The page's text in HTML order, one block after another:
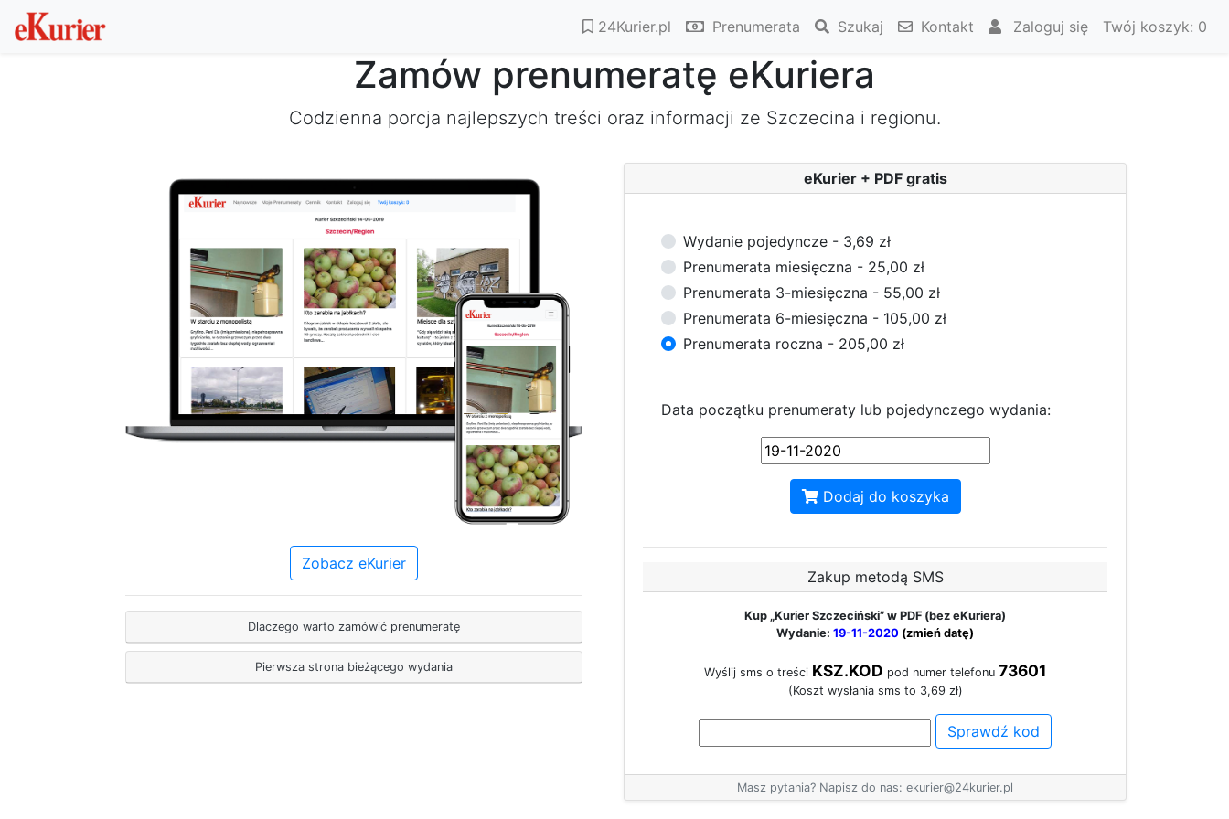
24Kurier.pl Prenumerata Szukaj Kontakt Zaloguj się Twój koszyk: 0
Zamów prenumeratę eKuriera
Codzienna porcja najlepszych treści oraz informacji ze Szczecina i regionu.
Zobacz eKurier
Dlaczego warto zamówić prenumeratę
Pierwsza strona bieżącego wydania
eKurier + PDF gratis
Wydanie pojedyncze - 3,69 zł
Prenumerata miesięczna - 25,00 zł
Prenumerata 3-miesięczna - 55,00 zł
Prenumerata 6-miesięczna - 105,00 zł
Prenumerata roczna - 205,00 zł
Data początku prenumeraty lub pojedynczego wydania:
Dodaj do koszyka
Zakup metodą SMS
Kup „Kurier Szczeciński” w PDF (bez eKuriera)
Wydanie: 19-11-2020 (zmień datę)
Wyślij sms o treści KSZ.KOD pod numer telefonu 73601
(Koszt wysłania sms to 3,69 zł)
Sprawdź kod
Masz pytania? Napisz do nas: ekurier@24kurier.pl